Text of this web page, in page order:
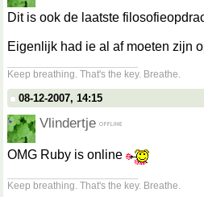
Dit is ook de laatste
Eigenlijk had ie al af moeten zijn
Keep breathing. That's the key. Breathe.
08-12-2007, 14:15
Vlindertje
OMG Ruby is online
Keep breathing. That's the key. Breathe.